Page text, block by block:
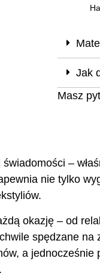
Jak
Masz
–
nie tylko
okazję – od
spędzane
a